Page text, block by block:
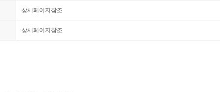
상세페이지참조
상세페이지참조